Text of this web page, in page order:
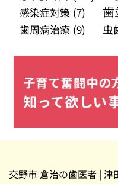
感染症対策 (7)
歯周病治療 (9) 虫
交野市 倉治の歯医者 |